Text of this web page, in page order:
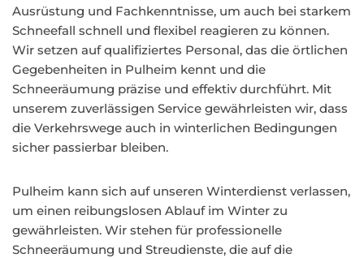
Ausrüstung und Fachkenntnisse, um auch bei starkem
Schneefall schnell und flexibel reagieren zu können.
Wir setzen auf qualifiziertes Personal, das die örtlichen
Gegebenheiten in Pulheim kennt und die
Schneeräumung präzise und effektiv durchführt. Mit
unserem zuverlässigen Service gewährleisten wir, dass
die Verkehrswege auch in winterlichen Bedingungen
sicher passierbar bleiben.
Pulheim kann sich auf unseren Winterdienst verlassen,
um einen reibungslosen Ablauf im Winter zu
gewährleisten. Wir stehen für professionelle
Schneeräumung und Streudienste, die auf die